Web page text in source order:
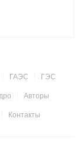
ГАЭС ГЭС
Авторы
Контакты